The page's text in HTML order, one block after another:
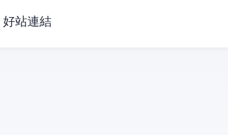
好站連結